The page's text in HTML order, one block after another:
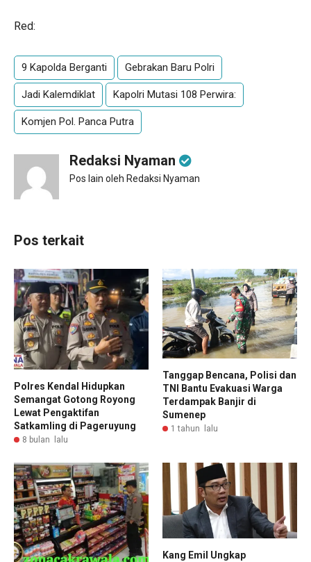
Red:
9 Kapolda Berganti Gebrakan Baru Polri
Jadi Kalemdiklat Kapolri Mutasi 108 Perwira:
Komjen Pol. Panca Putra
Redaksi Nyaman
Pos lain oleh Redaksi Nyaman
Pos terkait
Polres Kendal Hidupkan
Semangat Gotong Royong
Lewat Pengaktifan
Satkamling di Pageruyung
8 bulan lalu
Tanggap Bencana, Polisi dan
TNI Bantu Evakuasi Warga
Terdampak Banjir di
Sumenep
1 tahun lalu
Kang Emil Ungkap